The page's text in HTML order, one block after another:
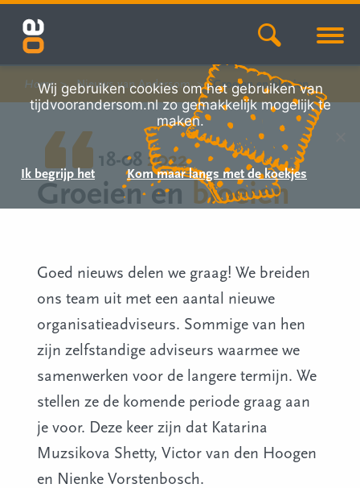
Home Nieuws van Andersom Groeien en bloeien
18-08 2022
Groeien en bloeien
Goed nieuws delen we graag! We breiden
ons team uit met een aantal nieuwe
organisatieadviseurs. Sommige van hen
zijn zelfstandige adviseurs waarmee we
samenwerken voor de langere termijn. We
stellen ze de komende periode graag aan
je voor. Deze keer zijn dat Katarina
Muzsikova Shetty, Victor van den Hoogen
en Nienke Vorstenbosch.
Wij gebruiken cookies om het gebruiken van
tijdvoorandersom.nl zo gemakkelijk mogelijk te
maken.
Ik begrijp het Kom maar langs met de koekjes